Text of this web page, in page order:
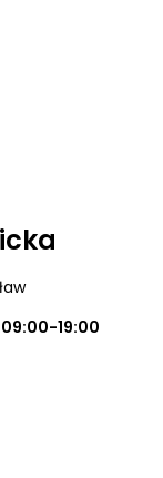
09:00-19:00